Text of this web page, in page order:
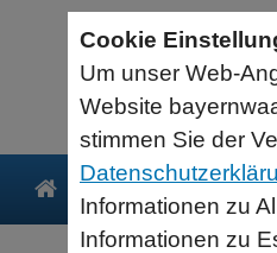
Produkte
Tastatur
schreiben.
Ausgabe an Cursor Position.
Systemtreiber
möglich.
Cookie
Um unser Web-
Website
stimmen Sie der
Informationen zu
Informationen zu